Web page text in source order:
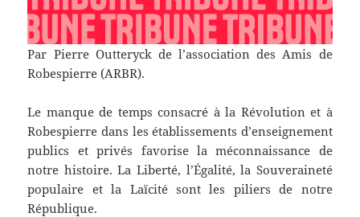
Par Pierre Outteryck de l’association des Amis de
Robespierre (ARBR).
Le manque de temps consacré à la Révolution et à
Robespierre dans les établissements d’enseignement
publics et privés favorise la méconnaissance de
notre histoire. La Liberté, l’Égalité, la Souveraineté
populaire et la Laïcité sont les piliers de notre
République.